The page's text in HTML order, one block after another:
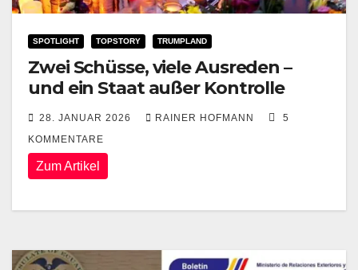
SPOTLIGHT TOPSTORY TRUMPLAND
Zwei Schüsse, viele Ausreden –
und ein Staat außer Kontrolle
28. JANUAR 2026 RAINER HOFMANN
5
KOMMENTARE
Zum Artikel